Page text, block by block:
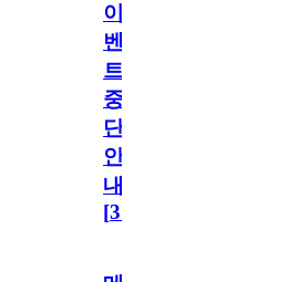
이
벤
트
중
단
안
내
[31